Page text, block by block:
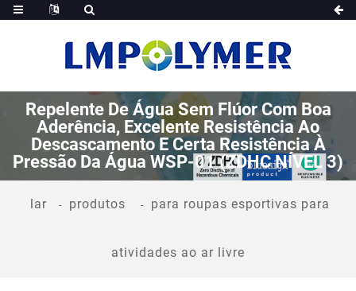
Repelente De Água Sem Flúor Com Boa
Aderência, Excelente Resistência Ao
Descascamento E Certa Resistência À
Pressão Da Água WSP-01 (ZDHC NÍVEL 3)
lar produtos para roupas esportivas para
atividades ao ar livre